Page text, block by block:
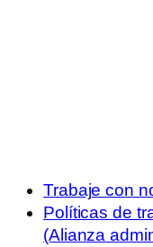
Trabaje con
Políticas de
(Alianza